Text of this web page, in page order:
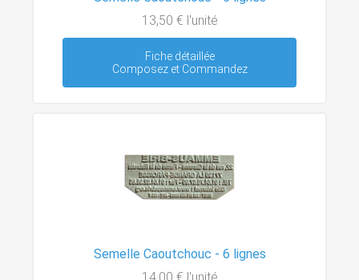
13,50 € l'unité
Fiche détaillée
Composez et Commandez
Semelle Caoutchouc - 6 lignes
14,00 € l'unité